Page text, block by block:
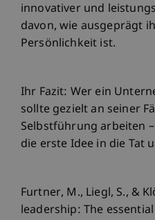
innovativer und
davon, wie ausgeprägt
Persönlichkeit ist.
Ihr Fazit: Wer ein
sollte gezielt an seiner
Selbstführung arbeiten
die erste Idee in die Tat
Furtner, M., Liegl, S., &
leadership: The